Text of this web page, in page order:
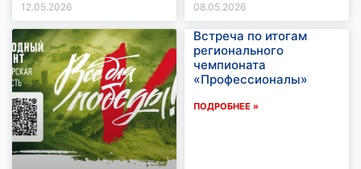
12.05.2026 08.05.2026
Встреча по итогам
регионального
чемпионата
«Профессионалы»
ПОДРОБНЕЕ »